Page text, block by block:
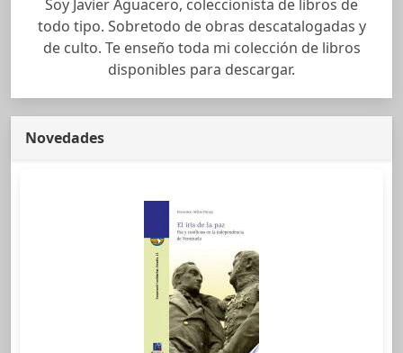
Soy Javier Aguacero, coleccionista de libros de
todo tipo. Sobretodo de obras descatalogadas y
de culto. Te enseño toda mi colección de libros
disponibles para descargar.
Novedades